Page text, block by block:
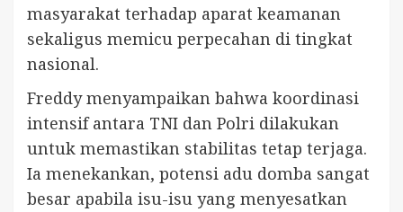
masyarakat terhadap aparat keamanan
sekaligus memicu perpecahan di tingkat
nasional.
Freddy menyampaikan bahwa koordinasi
intensif antara TNI dan Polri dilakukan
untuk memastikan stabilitas tetap terjaga.
Ia menekankan, potensi adu domba sangat
besar apabila isu-isu yang menyesatkan